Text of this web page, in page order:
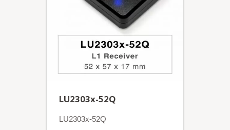
LU2303x-52Q
LU2303x-52Q